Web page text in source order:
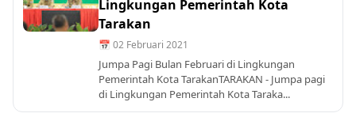
Lingkungan Pemerintah Kota
Tarakan
📅 02 Februari 2021
Jumpa Pagi Bulan Februari di Lingkungan
Pemerintah Kota TarakanTARAKAN - Jumpa pagi
di Lingkungan Pemerintah Kota Taraka...